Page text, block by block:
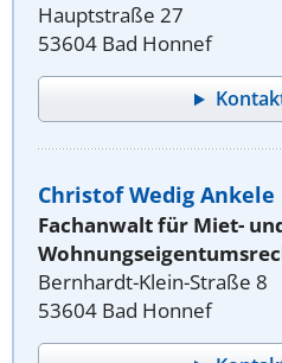
Hauptstraße 27
53604 Bad Honnef
Christof Wedig Ankele
Fachanwalt für Miet-
Bernhardt-Klein-Straße 8
53604 Bad Honnef